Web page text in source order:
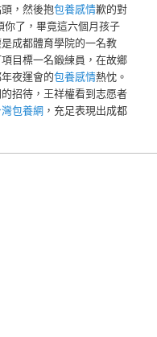
，然後抱包養感情歉的對
你了，畢竟這六個月孩子
成都體育學院的一名教
目標一名鍛練員，在故鄉
夜運會的包養感情熱忱。
招待，王祥權看到志愿者
包養網 ，充足表現出成都